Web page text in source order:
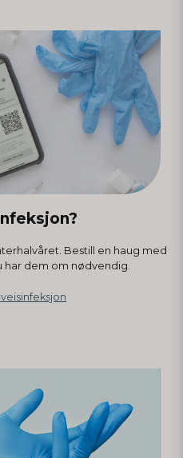
Bestill en haug med
dem om nødvendig.